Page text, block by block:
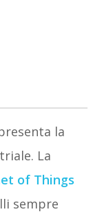
la
La
of Things
sempre